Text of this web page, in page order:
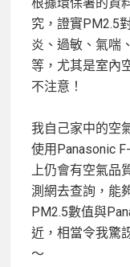
究，證實PM2.5
炎、過敏、氣喘
等，尤其是室內
不注意！
我自己家中的空
使用Panasonic
上仍會有空氣品
測網去查詢，能
PM2.5數值與
近，相當令我驚
～